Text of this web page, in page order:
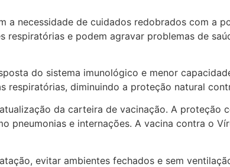
a necessidade de cuidados redobrados com a
respiratórias e podem agravar problemas de
do sistema imunológico e menor
respiratórias, diminuindo a proteção natural
da carteira de vacinação. A
pneumonias e internações. A vacina contra o
evitar ambientes fechados e sem